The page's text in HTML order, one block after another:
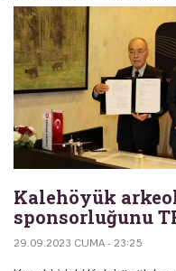
Kalehöyük
sponsorluğunu
29.09.2023 CUMA - 23:25